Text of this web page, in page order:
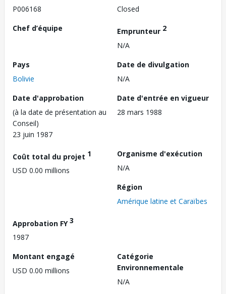
P006168
Closed
Chef d’équipe
Emprunteur 2
N/A
Pays
Bolivie
Date de divulgation
N/A
Date d'approbation
(à la date de présentation au
Conseil)
23 juin 1987
Date d'entrée en vigueur
28 mars 1988
Coût total du projet 1
USD 0.00 millions
Organisme d'exécution
N/A
Région
Amérique latine et Caraïbes
Approbation FY3
1987
Montant engagé
USD 0.00 millions
Catégorie
Environnementale
N/A